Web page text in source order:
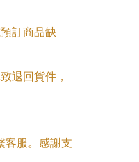
訂商品缺
退回貨件，
客服。感謝支